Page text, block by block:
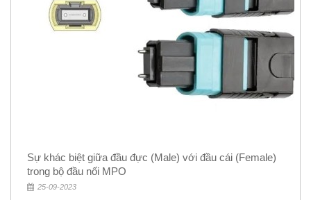
Sự khác biệt giữa đầu đực (Male) với đầu cái (Female)
trong bộ đầu nối MPO
25-09-2023